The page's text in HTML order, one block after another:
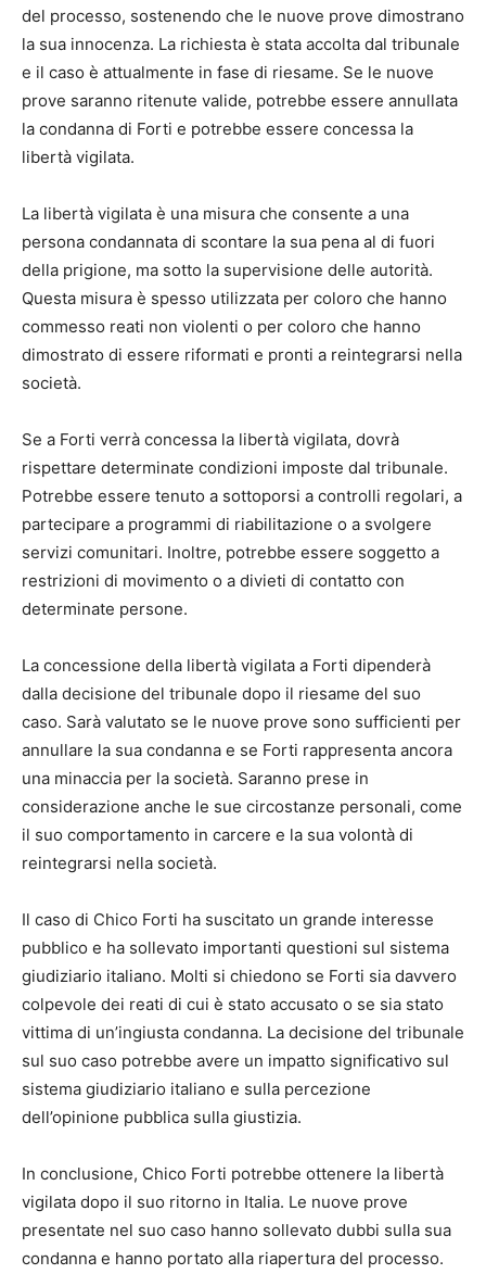
del processo, sostenendo che le nuove prove dimostrano
la sua innocenza. La richiesta è stata accolta dal tribunale
e il caso è attualmente in fase di riesame. Se le nuove
prove saranno ritenute valide, potrebbe essere annullata
la condanna di Forti e potrebbe essere concessa la
libertà vigilata.
La libertà vigilata è una misura che consente a una
persona condannata di scontare la sua pena al di fuori
della prigione, ma sotto la supervisione delle autorità.
Questa misura è spesso utilizzata per coloro che hanno
commesso reati non violenti o per coloro che hanno
dimostrato di essere riformati e pronti a reintegrarsi nella
società.
Se a Forti verrà concessa la libertà vigilata, dovrà
rispettare determinate condizioni imposte dal tribunale.
Potrebbe essere tenuto a sottoporsi a controlli regolari, a
partecipare a programmi di riabilitazione o a svolgere
servizi comunitari. Inoltre, potrebbe essere soggetto a
restrizioni di movimento o a divieti di contatto con
determinate persone.
La concessione della libertà vigilata a Forti dipenderà
dalla decisione del tribunale dopo il riesame del suo
caso. Sarà valutato se le nuove prove sono sufficienti per
annullare la sua condanna e se Forti rappresenta ancora
una minaccia per la società. Saranno prese in
considerazione anche le sue circostanze personali, come
il suo comportamento in carcere e la sua volontà di
reintegrarsi nella società.
Il caso di Chico Forti ha suscitato un grande interesse
pubblico e ha sollevato importanti questioni sul sistema
giudiziario italiano. Molti si chiedono se Forti sia davvero
colpevole dei reati di cui è stato accusato o se sia stato
vittima di un’ingiusta condanna. La decisione del tribunale
sul suo caso potrebbe avere un impatto significativo sul
sistema giudiziario italiano e sulla percezione
dell’opinione pubblica sulla giustizia.
In conclusione, Chico Forti potrebbe ottenere la libertà
vigilata dopo il suo ritorno in Italia. Le nuove prove
presentate nel suo caso hanno sollevato dubbi sulla sua
condanna e hanno portato alla riapertura del processo.